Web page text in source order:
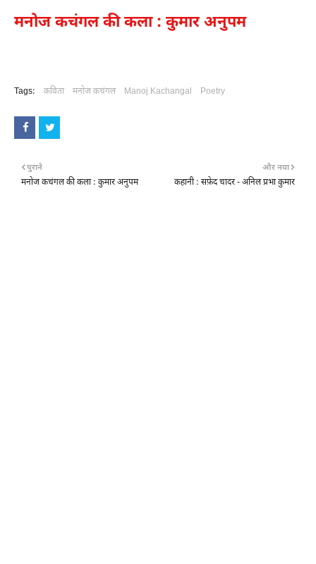
मनोज कचंगल की कला : कुमार अनुपम
Tags: कविता मनोज कचंगल Manoj Kachangal Poetry
और नया
कहानी : सफ़ेद चादर - अनिल प्रभा कुमार
पुराने
मनोज कचंगल की कला : कुमार अनुपम